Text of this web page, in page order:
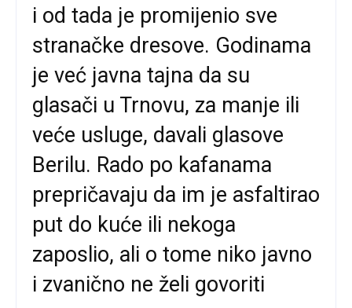
i od tada je promijenio sve
stranačke dresove. Godinama
je već javna tajna da su
glasači u Trnovu, za manje ili
veće usluge, davali glasove
Berilu. Rado po kafanama
prepričavaju da im je asfaltirao
put do kuće ili nekoga
zaposlio, ali o tome niko javno
i zvanično ne želi govoriti